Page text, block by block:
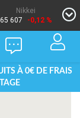
Nikkei
65 607
-0,12 %
À 0€ DE FRAIS